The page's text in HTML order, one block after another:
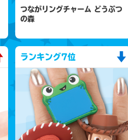
つながリングチャーム どうぶつ
の森
ランキング7位